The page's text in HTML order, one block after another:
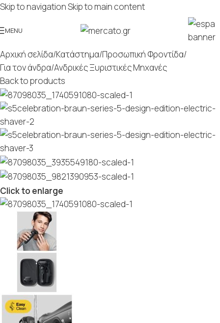
Skip to navigationSkip to main content
MENU
Αρχική σελίδα/Κατάστημα/Προσωπική Φροντίδα/
Για τον άνδρα/Ανδρικές Ξυριστικές Μηχανές
Back to products
Click to enlarge